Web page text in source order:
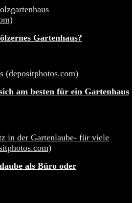
Gartenhaus?
am besten für ein Gartenhaus
als Büro oder